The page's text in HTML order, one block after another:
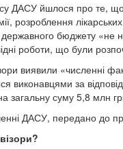
ДАСУ йшлося про те,
розроблення
бюджету «не
роботи, що були
виявили «численні
виконавцями за
загальну суму 5,8 млн
ДАСУ, передано до